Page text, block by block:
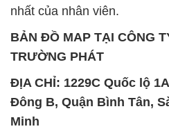
nhất của nhân viên.
BẢN ĐỒ MAP TẠI CÔNG
TRƯỜNG PHÁT
ĐỊA CHỈ: 1229C Quốc lộ
Đông B, Quận Bình Tân,
Minh